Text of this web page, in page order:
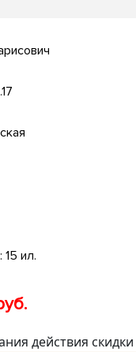
15 ил.
действия скидки